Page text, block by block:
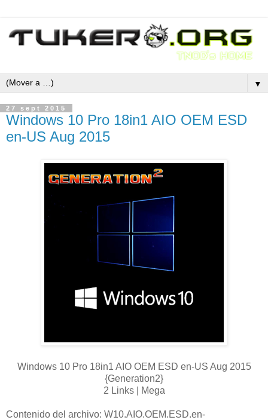
▼
27 sept 2015
Windows 10 Pro 18in1 AIO OEM ESD
en-US Aug 2015
Windows 10 Pro 18in1 AIO OEM ESD en-US Aug 2015
{Generation2}
2 Links | Mega
Contenido del archivo: W10.AIO.OEM.ESD.en-